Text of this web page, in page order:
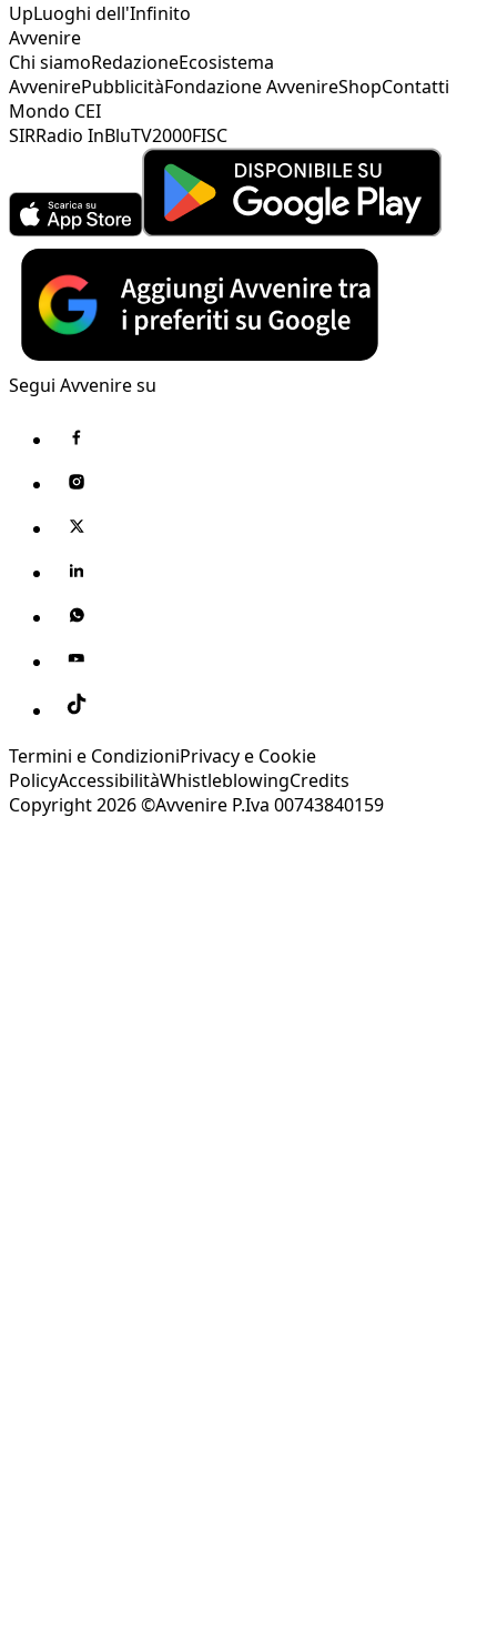
UpLuoghi dell'Infinito
Avvenire
Chi siamoRedazioneEcosistema
AvvenirePubblicitàFondazione AvvenireShopContatti
Mondo CEI
SIRRadio InBluTV2000FISC
Segui Avvenire su
Termini e CondizioniPrivacy e Cookie
PolicyAccessibilitàWhistleblowingCredits
Copyright 2026 ©Avvenire P.Iva 00743840159